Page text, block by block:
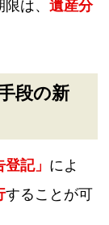
は、 遺産分
段の新
記」 によ
することが可